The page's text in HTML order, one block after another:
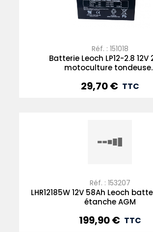
Réf. : 151018
Batterie Leoch LP12-2.8 12V
motoculture
Prix
29,70 € TTC
Réf. : 153207
LHR12185W 12V 58Ah Leoch
étanche AGM
Prix
199,90 € TTC